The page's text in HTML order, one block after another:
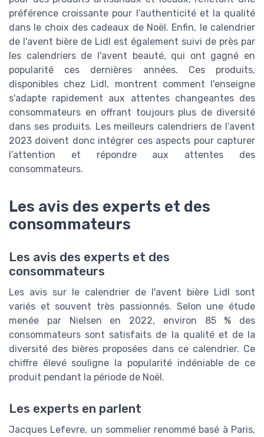
préférence croissante pour l’authenticité et la qualité
dans le choix des cadeaux de Noël. Enfin, le calendrier
de l'avent bière de Lidl est également suivi de près par
les calendriers de l'avent beauté, qui ont gagné en
popularité ces dernières années. Ces produits,
disponibles chez Lidl, montrent comment l'enseigne
s'adapte rapidement aux attentes changeantes des
consommateurs en offrant toujours plus de diversité
dans ses produits. Les meilleurs calendriers de l’avent
2023 doivent donc intégrer ces aspects pour capturer
l’attention et répondre aux attentes des
consommateurs.
Les avis des experts et des
consommateurs
Les avis des experts et des
consommateurs
Les avis sur le calendrier de l'avent bière Lidl sont
variés et souvent très passionnés. Selon une étude
menée par Nielsen en 2022, environ 85 % des
consommateurs sont satisfaits de la qualité et de la
diversité des bières proposées dans ce calendrier. Ce
chiffre élevé souligne la popularité indéniable de ce
produit pendant la période de Noël.
Les experts en parlent
Jacques Lefevre, un sommelier renommé basé à Paris,